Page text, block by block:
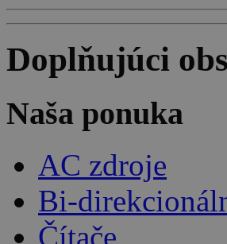
Doplňujúci
Naša ponuka
AC zdroje
Bi-
Čítače